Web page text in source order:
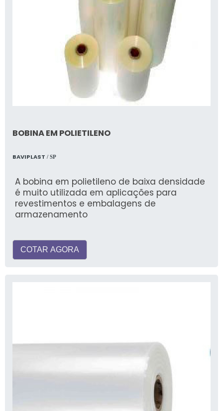
BOBINA EM POLIETILENO
BAVIPLAST / SP
A bobina em polietileno de baixa densidade
é muito utilizada em aplicações para
revestimentos e embalagens de
armazenamento
COTAR AGORA